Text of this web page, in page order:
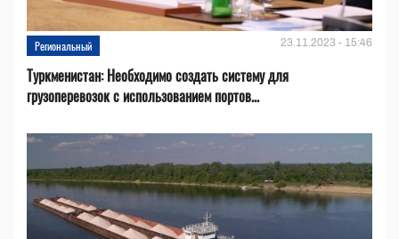
Региональный 23.11.2023 - 15:46
Туркменистан: Необходимо создать систему для
грузоперевозок с использованием портов...